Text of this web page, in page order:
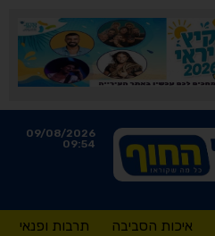
09/08/2026
09:54
איכות הסביבה תרבות ופנאי